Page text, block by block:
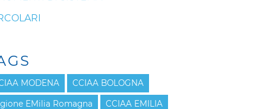
MODENA CCIAA BOLOGNA
EMilia Romagna CCIAA EMILIA